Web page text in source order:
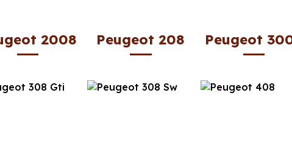
2008 Peugeot 208 Peugeot